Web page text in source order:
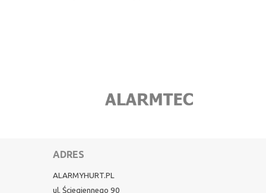
ADRES
ALARMYHURT.PL
ul. Ściegiennego 90